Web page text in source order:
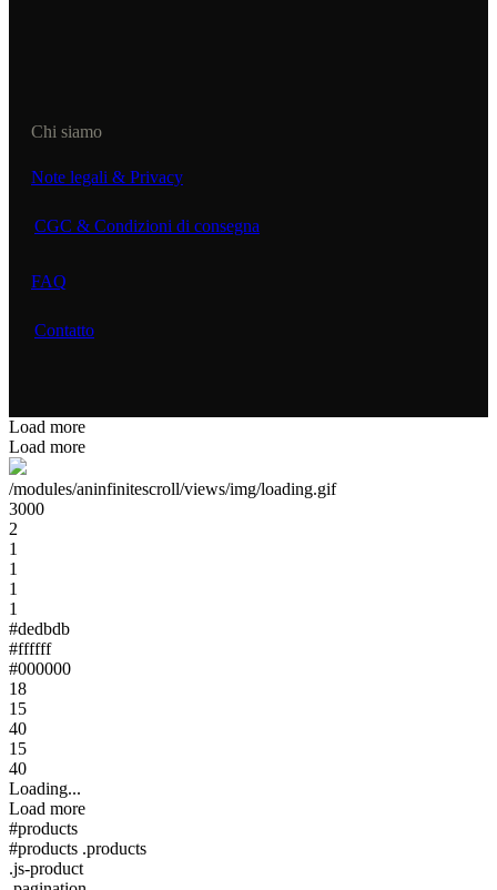
Chi siamo
Note legali & Privacy
CGC & Condizioni di consegna
FAQ
Contatto
Load more
Load more
/modules/aninfinitescroll/views/img/loading.gif
3000
2
1
1
1
1
#dedbdb
#ffffff
#000000
18
15
40
15
40
Loading...
Load more
#products
#products .products
.js-product